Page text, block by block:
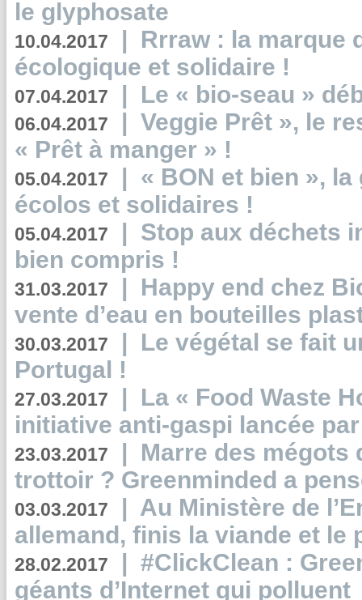
le glyphosate
10.04.2017 | Rrraw : la marque
écologique et solidaire !
07.04.2017 | Le « bio-seau »
06.04.2017 | Veggie Prêt », le
« Prêt à manger » !
05.04.2017 | « BON et bien »,
écolos et solidaires !
05.04.2017 | Stop aux déchets
bien compris !
31.03.2017 | Happy end chez
vente d’eau en bouteilles
30.03.2017 | Le végétal se fait
Portugal !
27.03.2017 | La « Food Waste
initiative anti-gaspi lancée
23.03.2017 | Marre des mégots
trottoir ? Greenminded a
03.03.2017 | Au Ministère de
allemand, finis la viande et le
28.02.2017 | #ClickClean :
géants d’Internet qui polluent